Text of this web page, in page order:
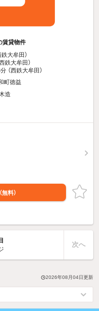
賃貸物件
鉄大牟田）
鉄大牟田）
分 （西鉄大牟田）
町徳益
造
（無料）
次へ
2026年08月04日更新